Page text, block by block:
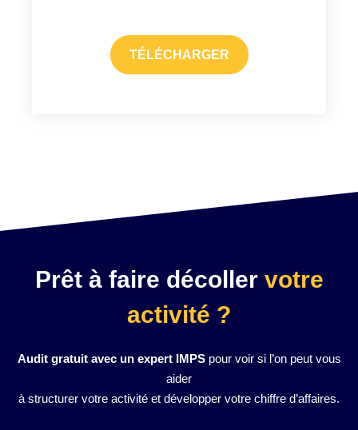
TÉLÉCHARGER
Prêt à faire décoller votre
activité ?
Audit gratuit avec un expert IMPSpour voir si l’on peut vous
aider
à structurer votre activité et développer votre chiffre d’affaires.